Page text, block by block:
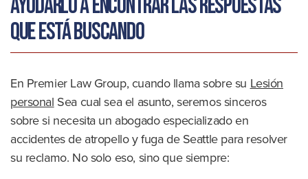
que está buscando
En Premier Law Group, cuando llama sobre su Lesión
personal Sea cual sea el asunto, seremos sinceros
sobre si necesita un abogado especializado en
accidentes de atropello y fuga de Seattle para resolver
su reclamo. No solo eso, sino que siempre: